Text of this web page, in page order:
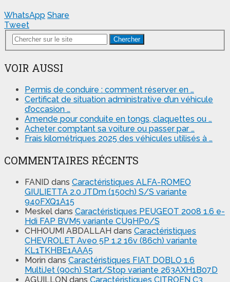
WhatsApp Share
Tweet
Chercher
VOIR AUSSI
Permis de conduire : comment réserver en …
Certificat de situation administrative d’un véhicule
d’occasion …
Amende pour conduite en tongs, claquettes ou …
Acheter comptant sa voiture ou passer par …
Frais kilométriques 2025 des véhicules utilisés à …
COMMENTAIRES RÉCENTS
FANID dans Caractéristiques ALFA-ROMEO
GIULIETTA 2.0 JTDm (150ch) S/S variante
940FXQ1A15
Meskel dans Caractéristiques PEUGEOT 2008 1.6 e-
Hdi FAP BVM5 variante CU9HP0/S
CHHOUMI ABDALLAH dans Caractéristiques
CHEVROLET Aveo 5P 1.2 16v (86ch) variante
KL1TKHBE1AAA5
Morin dans Caractéristiques FIAT DOBLO 1.6
MultiJet (90ch) Start/Stop variante 263AXH1B07D
AGUILLON dans Caractéristiques CITROEN C3